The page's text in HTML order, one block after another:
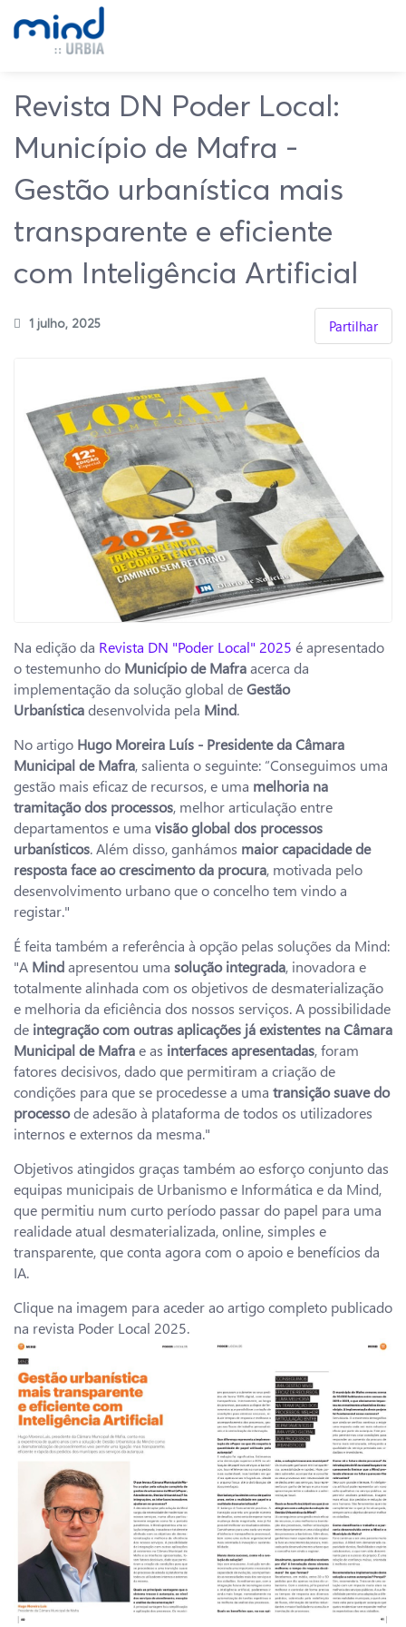
Revista DN Poder Local:
Município de Mafra -
Gestão urbanística mais
transparente e eficiente
com Inteligência Artificial
Partilhar
1 julho, 2025
Na edição da Revista DN "Poder Local" 2025 é apresentado
o testemunho do Município de Mafraacerca da
implementação da solução global deGestão
Urbanísticadesenvolvida pela Mind.
No artigo Hugo Moreira Luís - Presidente da Câmara
Municipal de Mafra, salienta o seguinte: “Conseguimos uma
gestão mais eficaz de recursos, e uma melhoria na
tramitação dos processos, melhor articulação entre
departamentos e uma visão global dos processos
urbanísticos. Além disso, ganhámos maior capacidade de
resposta face ao crescimento da procura, motivada pelo
desenvolvimento urbano que o concelho tem vindo a
registar."
É feita também a referência à opção pelas soluções da Mind:
"A Mindapresentou uma solução integrada, inovadora e
totalmente alinhada com os objetivos de desmaterialização
e melhoria da eficiência dos nossos serviços. A possibilidade
de integração com outras aplicações já existentes na Câmara
Municipal de Mafrae as interfaces apresentadas, foram
fatores decisivos, dado que permitiram a criação de
condições para que se procedesse a uma transição suave do
processode adesão à plataforma de todos os utilizadores
internos e externos da mesma."
Objetivos atingidos graças também ao esforço conjunto das
equipas municipais de Urbanismo e Informática e da Mind,
que permitiu num curto período passar do papel para uma
realidade atual desmaterializada, online, simples e
transparente, que conta agora com o apoio e benefícios da
IA.
Clique na imagem para aceder ao artigo completo publicado
na revista Poder Local 2025.